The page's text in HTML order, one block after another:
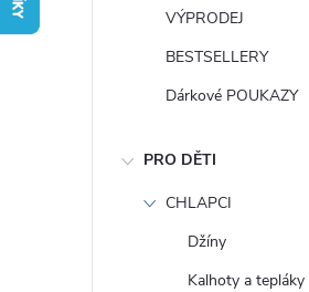
VÝPRODEJ
BESTSELLERY
Dárkové POUKAZY
PRO DĚTI
CHLAPCI
Džíny
Kalhoty a tepláky